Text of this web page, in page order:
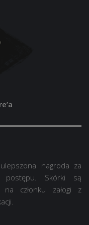
nagroda za
postępu. Skórki są
członku załogi z